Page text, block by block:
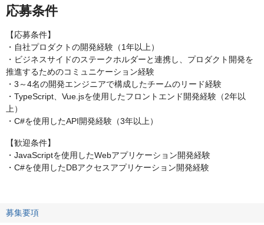
応募条件
【応募条件】
・自社プロダクトの開発経験（1年以上）
・ビジネスサイドのステークホルダーと連携し、プロダクト開発を
推進するためのコミュニケーション経験
・3～4名の開発エンジニアで構成したチームのリード経験
・TypeScript、Vue.jsを使用したフロントエンド開発経験（2年以
上）
・C#を使用したAPI開発経験（3年以上）
【歓迎条件】
・JavaScriptを使用したWebアプリケーション開発経験
・C#を使用したDBアクセスアプリケーション開発経験
募集要項